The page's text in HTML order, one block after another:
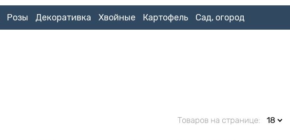
Розы Декоративка Хвойные Картофель Сад, огород
Товаров на странице: 18